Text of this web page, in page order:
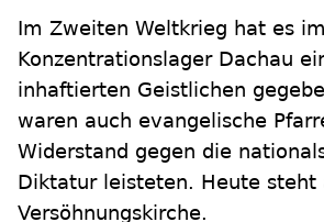
Im Zweiten Weltkrieg hat es im
Konzentrationslager Dachau
inhaftierten Geistlichen
waren auch evangelische
Widerstand gegen die
Diktatur leisteten. Heute steht
Versöhnungskirche.